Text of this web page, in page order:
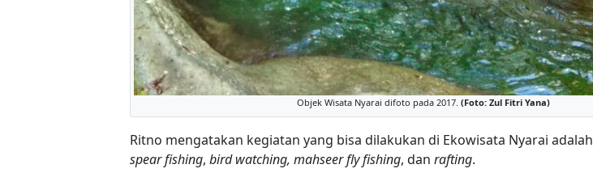
Objek Wisata Nyarai difoto pada 2017. (Foto: Zul Fitri Yana)
Ritno mengatakan kegiatan yang bisa dilakukan di Ekowisata Nyarai adalah
spear fishing, bird watching, mahseer fly fishing, dan rafting.